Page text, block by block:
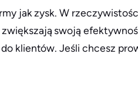
jak zysk. W
swoją
klientów. Jeśli chcesz